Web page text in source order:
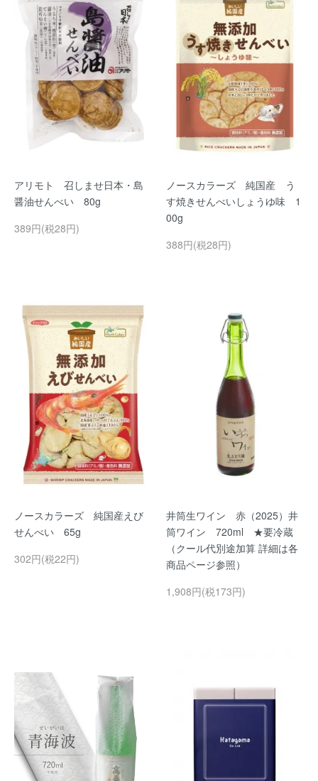
アリモト 召しませ日本・島
醤油せんべい 80g
389円(税28円)
ノースカラーズ 純国産 う
す焼きせんべいしょうゆ味 1
00g
388円(税28円)
ノースカラーズ 純国産えび
せんべい 65g
302円(税22円)
井筒生ワイン 赤（2025）井
筒ワイン 720ml ★要冷蔵
（クール代別途加算 詳細は各
商品ページ参照）
1,908円(税173円)